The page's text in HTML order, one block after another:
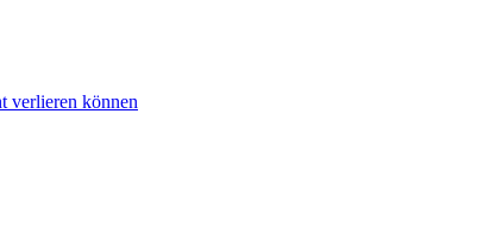
verlieren können